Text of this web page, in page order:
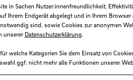
11/2014 - 04/2018
Alter - Nutzung und
im Alter können
in Sachen Nutzer:innenfreundlichkeit,
Ihrem Endgerät abgelegt und in Ihrem
sind, sowie Cookies zur anonymen
unsererDatenschutzerklärung.
welche Kategorien Sie dem Einsatz von
ggf. nicht mehr alle Funktionen unserer